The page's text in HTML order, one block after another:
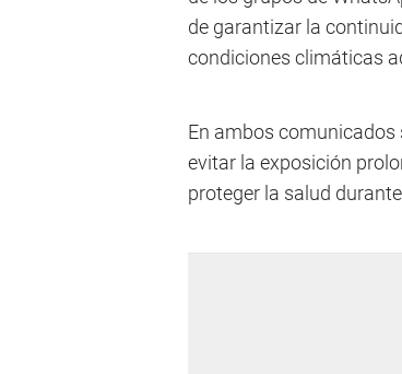
de garantizar la
condiciones climáticas
En ambos
evitar la exposición
proteger la salud